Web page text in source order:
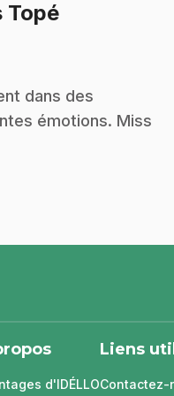
Topé
dans des
émotions. Miss
d'IDÉLLO
Liens
Contactez-